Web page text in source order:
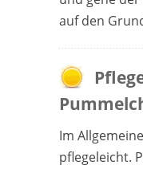
auf den
Im
pflegeleicht.